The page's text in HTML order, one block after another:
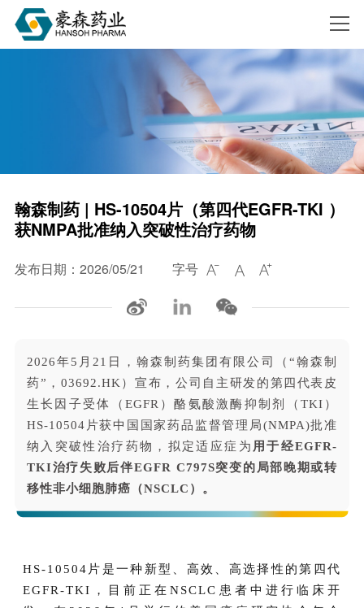
翰森制药 | HS-10504片（第四代EGFR-TKI ）
获NMPA批准纳入突破性治疗药物
发布日期：2026/05/21 字号   
2026年5月21日，翰森制药集团有限公司（“翰森制
药”，03692.HK）宣布，公司自主研发的第四代表皮
生长因子受体（EGFR）酪氨酸激酶抑制剂（TKI）
HS-10504片获中国国家药品监督管理局(NMPA)批准
纳入突破性治疗药物，拟定适应症为 用于经EGFR-
TKI治疗失败后伴EGFR C797S突变的局部晚期或转
移性非小细胞肺癌（NSCLC）。
HS-10504片是一种新型、高效、高选择性的第四代
EGFR-TKI，目前正在NSCLC患者中进行临床开